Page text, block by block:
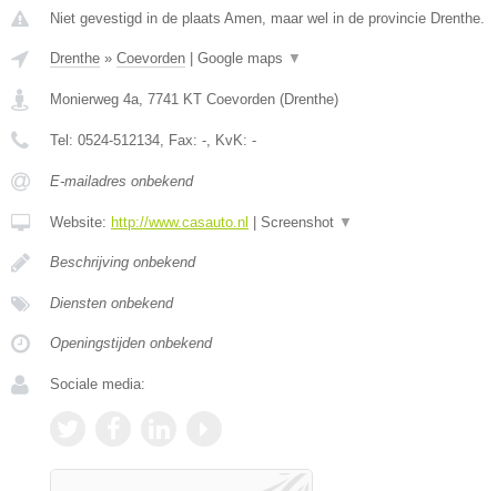
Niet gevestigd in de plaats Amen, maar wel in de provincie Drenthe.
Drenthe » Coevorden Google maps ▼
Monierweg 4a, 7741 KT Coevorden (Drenthe)
Tel: 0524-512134, Fax: -, KvK: -
E-mailadres onbekend
Website: http://www.casauto.nl Screenshot ▼
Beschrijving onbekend
Diensten onbekend
Openingstijden onbekend
Sociale media: